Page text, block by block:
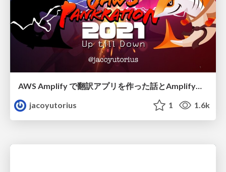
AWS Amplify で翻訳アプリを作った話とAmplifyからカジュアルにCloudWatchLogsにログを送る方法について
jacoyutorius
1 1.6k